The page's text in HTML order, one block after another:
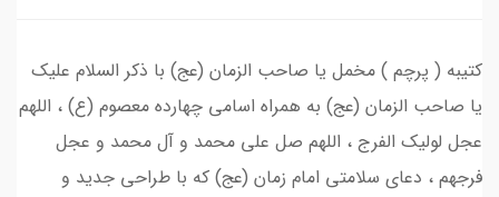
کتیبه ( پرچم ) مخمل یا صاحب الزمان (عج) با ذکر السلام علیک
یا صاحب الزمان (عج) به همراه اسامی چهارده معصوم (ع) ، اللهم
عجل لولیک الفرج ، اللهم صل علی محمد و آل محمد و عجل
فرجهم ، دعای سلامتی امام زمان (عج) که با طراحی جدید و